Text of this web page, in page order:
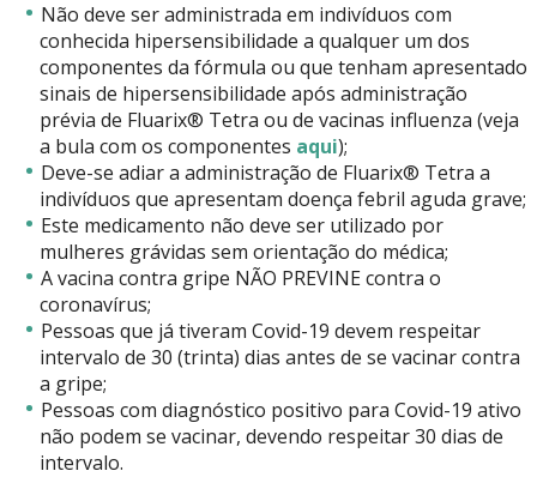
Não deve ser administrada em indivíduos com
conhecida hipersensibilidade a qualquer um dos
componentes da fórmula ou que tenham apresentado
sinais de hipersensibilidade após administração
prévia de Fluarix® Tetra ou de vacinas influenza (veja
a bula com os componentes aqui);
Deve-se adiar a administração de Fluarix® Tetra a
indivíduos que apresentam doença febril aguda grave;
Este medicamento não deve ser utilizado por
mulheres grávidas sem orientação do médica;
A vacina contra gripe NÃO PREVINE contra o
coronavírus;
Pessoas que já tiveram Covid-19 devem respeitar
intervalo de 30 (trinta) dias antes de se vacinar contra
a gripe;
Pessoas com diagnóstico positivo para Covid-19 ativo
não podem se vacinar, devendo respeitar 30 dias de
intervalo.